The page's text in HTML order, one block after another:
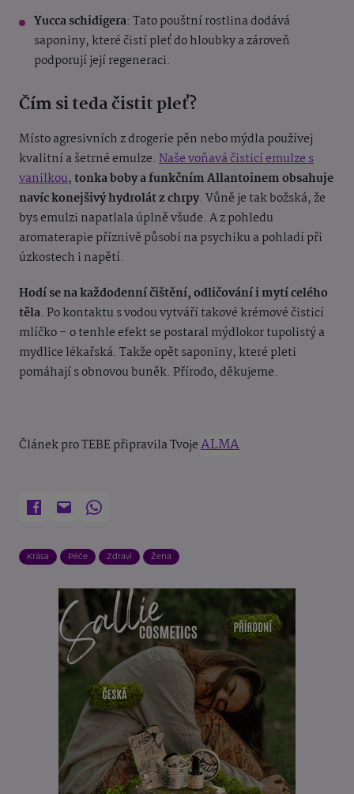
Yucca schidigera: Tato pouštní rostlina dodává
saponiny, které čistí pleť do hloubky a zároveň
podporují její regeneraci.
Čím si teda čistit pleť?
Místo agresivních z drogerie pěn nebo mýdla používej
kvalitní a šetrné emulze. Naše voňavá čisticí emulze s
vanilkou,tonka boby a funkčním Allantoinem obsahuje
navíc konejšivý hydrolát z chrpy. Vůně je tak božská, že
bys emulzi napatlala úplně všude. A z pohledu
aromaterapie příznivě působí na psychiku a pohladí při
úzkostech i napětí.
Hodí se na každodenní čištění, odličování i mytí celého
těla. Po kontaktu s vodou vytváří takové krémové čisticí
mlíčko – o tenhle efekt se postaral mýdlokor tupolistý a
mydlice lékařská. Takže opět saponiny, které pleti
pomáhají s obnovou buněk. Přírodo, děkujeme.
Článek pro TEBE připravila TvojeALMA
Krása Péče Zdraví Žena